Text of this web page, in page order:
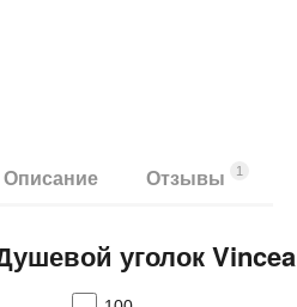
Описание Отзывы 1
уголок